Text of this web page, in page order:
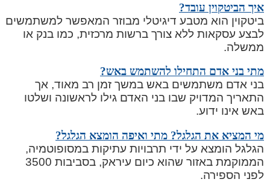
איך הביטקוין עובד?
ביטקוין הוא מטבע דיגיטלי מבוזר המאפשר למשתמשים
לבצע עסקאות ללא צורך ברשות מרכזית, כמו בנק או
ממשלה.
מתי בני אדם התחילו להשתמש באש?
בני אדם משתמשים באש במשך זמן רב מאוד, אך
התאריך המדויק שבו בני האדם גילו לראשונה ושלטו
באש אינו ידוע.
מי המציא את הגלגל? מתי ואיפה הומצא הגלגל?
הגלגל הומצא על ידי תרבויות עתיקות במסופוטמיה,
הממוקמת באזור שהוא כיום עיראק, בסביבות 3500
לפני הספירה.